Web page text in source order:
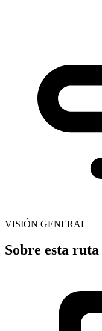
VISIÓN GENERAL
Sobre esta ruta